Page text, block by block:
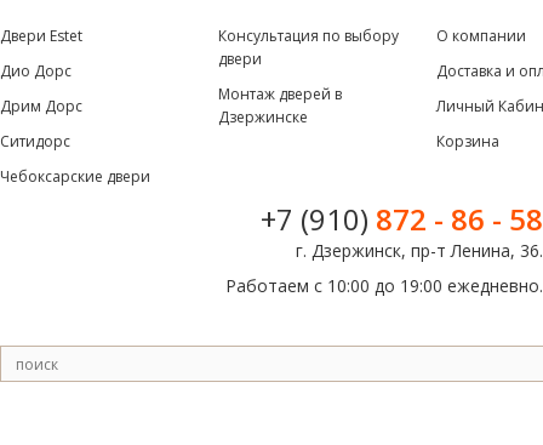
Двери Estet
Дио Дорс
Дрим Дорс
Ситидорс
Чебоксарские двери
Консультация по выбору
двери
Монтаж дверей в
Дзержинске
О компании
Доставка и
Личный
Корзина
+7 (910) 872 - 86 - 58
г. Дзержинск, пр-т Ленина, 36.
Работаем с 10:00 до 19:00 ежедневно.